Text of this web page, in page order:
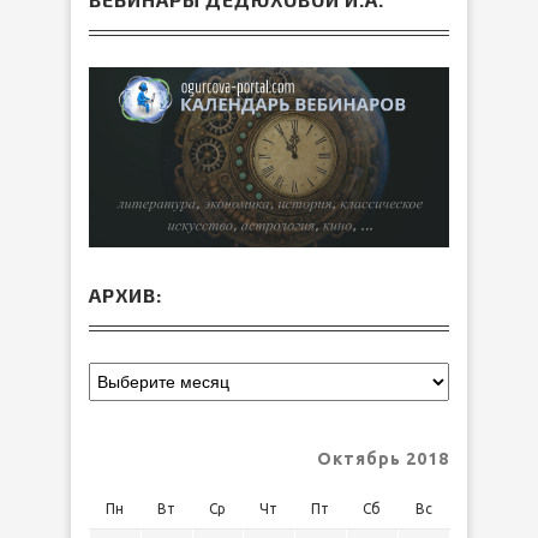
АРХИВ:
Октябрь 2018
Пн Вт Ср Чт Пт Сб Вс